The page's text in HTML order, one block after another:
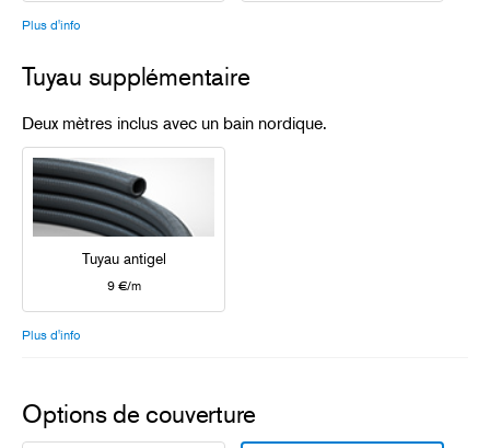
Plus d'info
Tuyau supplémentaire
Deux mètres inclus avec un bain nordique.
Tuyau antigel
9 €/m
Plus d'info
Options de couverture